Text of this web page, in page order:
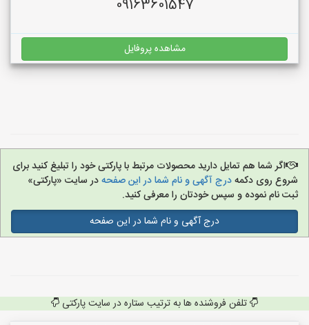
09163601547
مشاهده پروفایل
اگر شما هم تمایل دارید محصولات مرتبط با پارکتی خود را تبلیغ کنید برای
شروع روی دکمهدرج آگهی و نام شما در این صفحهدر سایت «پارکتی»
ثبت نام نموده و سپس خودتان را معرفی کنید.
درج آگهی و نام شما در این صفحه
تلفن فروشنده ها به ترتیب ستاره در سایت پارکتی